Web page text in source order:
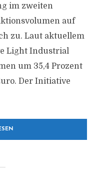
im zweiten
auf
zu. Laut aktuellem
Light Industrial
um 35,4 Prozent
Der Initiative